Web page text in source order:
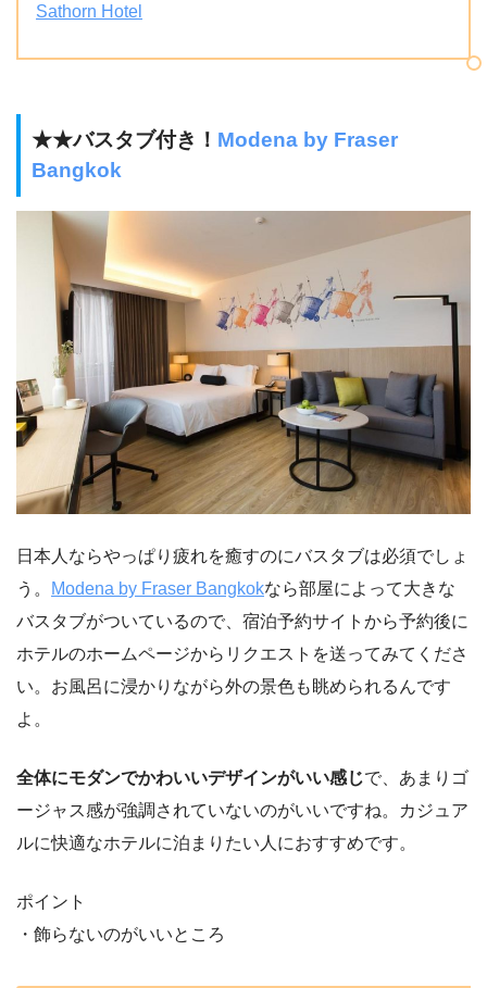
Sathorn Hotel
★★バスタブ付き！ Modena by Fraser
Bangkok
日本人ならやっぱり疲れを癒すのにバスタブは必須でしょ
う。
Modena by Fraser Bangkokなら部屋によって大きな
バスタブがついているので、宿泊予約サイトから予約後に
ホテルのホームページからリクエストを送ってみてくださ
い。お風呂に浸かりながら外の景色も眺められるんです
よ。
全体にモダンでかわいいデザインがいい感じで、あまりゴ
ージャス感が強調されていないのがいいですね。カジュア
ルに快適なホテルに泊まりたい人におすすめです。
ポイント
・飾らないのがいいところ